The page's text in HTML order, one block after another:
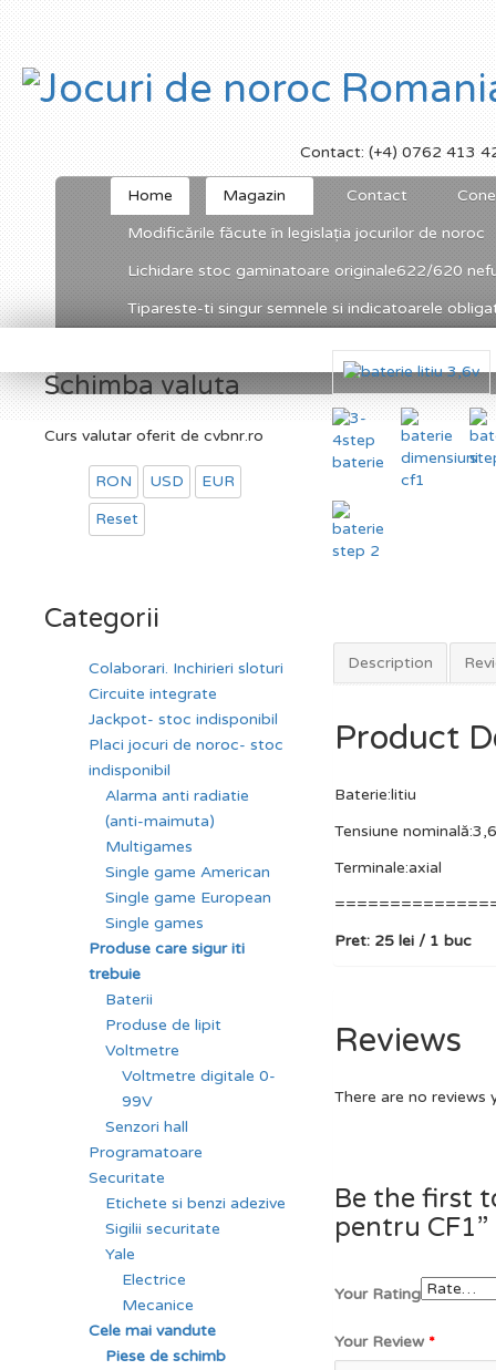
Contact: (+4) 0762 413
Home Magazin Contact
Modificările făcute în legislația jocurilor de noroc
Lichidare stoc gaminatoare originale622/620
Tipareste-ti singur semnele si indicatoarele
Description
Product
Baterie:litiu
Tensiune
Terminale:axial
Pret: 25 lei / 1 buc
Reviews
There are no reviews
Be the first
pentru CF1”
Your Rating
Your Review *
Schimba valuta
Curs valutar oferit de cvbnr.ro
RON USD
EUR
Reset
Categorii
Colaborari. Inchirieri sloturi
Circuite integrate
Jackpot- stoc indisponibil
Placi jocuri de noroc- stoc
indisponibil
Alarma anti radiatie
(anti-maimuta)
Multigames
Single game American
Single game European
Single games
Produse care sigur iti
trebuie
Baterii
Produse de lipit
Voltmetre
Voltmetre digitale 0-
99V
Senzori hall
Programatoare
Securitate
Etichete si benzi adezive
Sigilii securitate
Yale
Electrice
Mecanice
Cele mai vandute
Piese de schimb